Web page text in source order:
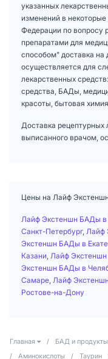
указанных
изменений в
Федерации по вопросу
препаратами для
способом" доставка на
осуществляется для
лекарственных
средства, БАДы,
красоты, бытовая
Доставка рецептурных
выписанного врачом,
Цены на Лайф
Лайф Экстеншн БАДы
Санкт-Петербург, Лайф
Экстеншн БАДы в
Казани Лайф
Экстеншн БАДы в
Самаре Лайф
Ростове-на-Дону
Главная / БАД и продукты
/
Аминокислоты / Таурин